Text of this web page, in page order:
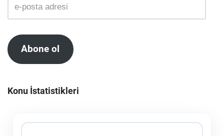
Abone ol
Konu İstatistikleri